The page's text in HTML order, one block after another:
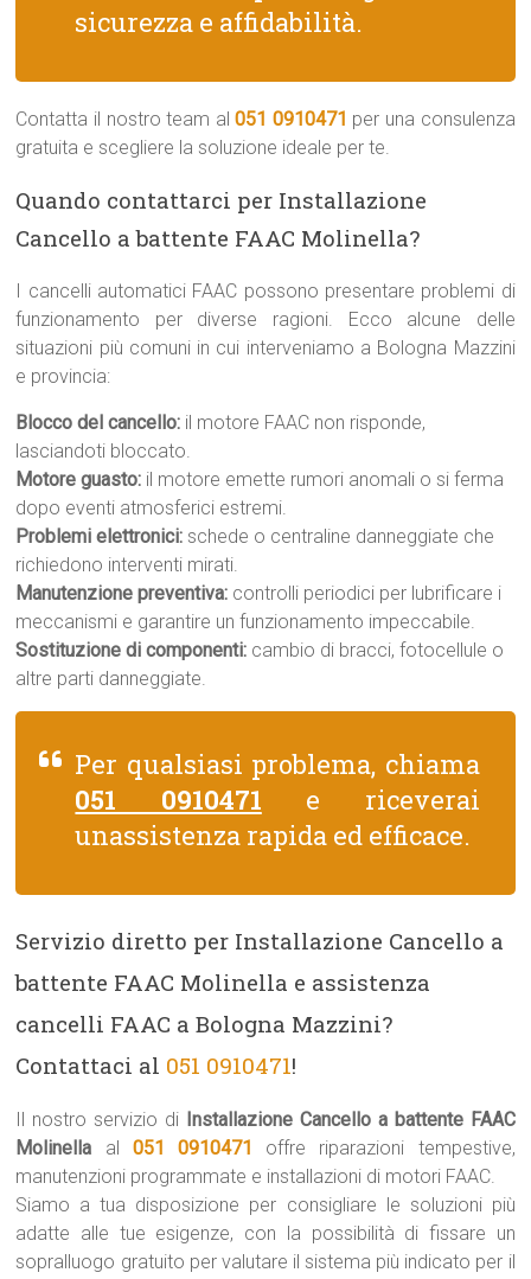
sicurezza e affidabilità.
Contatta il nostro team al051 0910471 per una consulenza
gratuita e scegliere la soluzione ideale per te.
Quando contattarci per Installazione
Cancello a battente FAAC Molinella?
I cancelli automatici FAAC possono presentare problemi di
funzionamento per diverse ragioni. Ecco alcune delle
situazioni più comuni in cui interveniamo a Bologna Mazzini
e provincia:
Blocco del cancello: il motore FAAC non risponde,
lasciandoti bloccato.
Motore guasto: il motore emette rumori anomali o si ferma
dopo eventi atmosferici estremi.
Problemi elettronici: schede o centraline danneggiate che
richiedono interventi mirati.
Manutenzione preventiva: controlli periodici per lubrificare i
meccanismi e garantire un funzionamento impeccabile.
Sostituzione di componenti: cambio di bracci, fotocellule o
altre parti danneggiate.
Per qualsiasi problema, chiama
051 0910471 e riceverai
unassistenza rapida ed efficace.
Servizio diretto per Installazione Cancello a
battente FAAC Molinella e assistenza
cancelli FAAC a Bologna Mazzini?
Contattaci al 051 0910471!
Il nostro servizio di Installazione Cancello a battente FAAC
Molinella al 051 0910471
offre riparazioni tempestive,
manutenzioni programmate e installazioni di motori FAAC.
Siamo a tua disposizione per consigliare le soluzioni più
adatte alle tue esigenze, con la possibilità di fissare un
sopralluogo gratuito per valutare il sistema più indicato per il